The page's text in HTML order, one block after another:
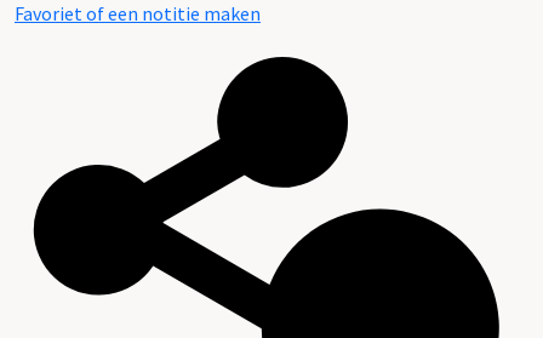
Favoriet of een notitie maken